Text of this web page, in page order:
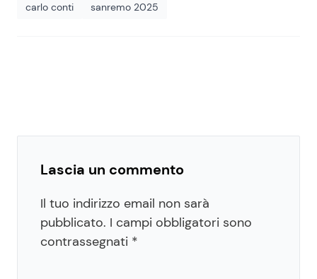
carlo conti sanremo 2025
Lascia un commento
Il tuo indirizzo email non sarà
pubblicato. I campi obbligatori sono
contrassegnati *